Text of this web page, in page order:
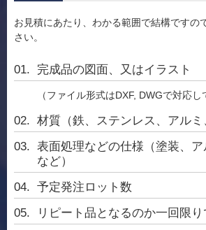
お見積にあたり、わかる範囲で結構ですの
さい。
完成品の図面、又はイラスト
（ファイル形式はDXF, DWGで対応し
材質（鉄、ステンレス、アルミ
表面処理などの仕様（塗装、
など）
予定発注ロット数
リピート品となるのか一回限